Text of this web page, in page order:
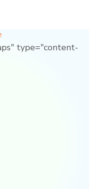
type="content-